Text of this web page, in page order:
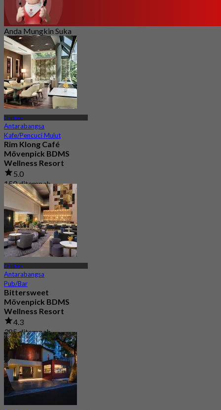
Anda Mungkin Suka
Chidlom
Antarabangsa
Kafe/Pencuci Mulut
Rim Klong Café
Mövenpick BDMS
Wellness Resort
5.0
150 ditempah
Dari฿ 600
Chidlom
Antarabangsa
Pub/Bar
Bittersweet
Mövenpick BDMS
Wellness Resort
4.3
385 ditempah
Dari฿ 600